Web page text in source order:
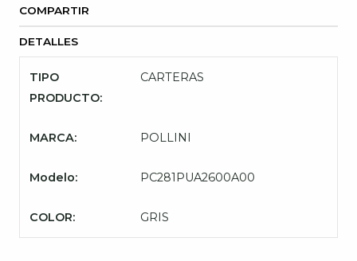
COMPARTIR
DETALLES
TIPO
PRODUCTO:
CARTERAS
MARCA: POLLINI
Modelo: PC281PUA2600A00
COLOR: GRIS